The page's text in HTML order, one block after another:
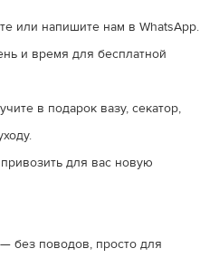
или напишите нам в WhatsApp.
и время для бесплатной
в подарок вазу, секатор,
для вас новую
без поводов, просто для